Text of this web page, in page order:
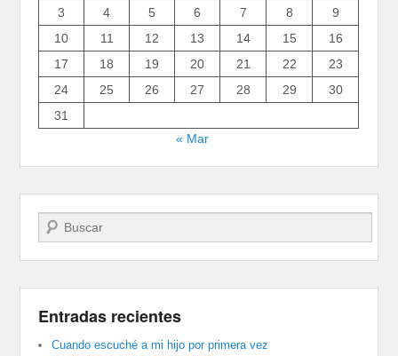
3
4 5 6 7 8
9
10
11 12 13 14 15
16
17
18 19 20 21 22
23
24
25 26 27 28 29
30
31
« Mar
Buscar
Entradas recientes
Cuando escuché a mi hijo por primera vez